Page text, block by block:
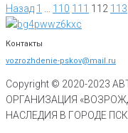
Назад 1 110 111 112 113
Контакты
vozrozhdenie-pskov@mail.ru
Copyright © 2020-2023
ОРГАНИЗАЦИЯ
НАСЛЕДИЯ В ГОРОДЕ